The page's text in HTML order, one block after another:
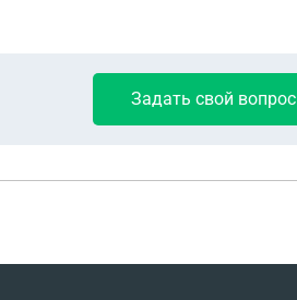
Задать свой вопрос